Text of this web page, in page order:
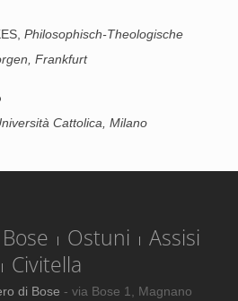
Philosophisch-Theologische
Frankfurt
Cattolica, Milano
Ostuni
Assisi
Civitella
di Bose - via Bose 1, Magnano